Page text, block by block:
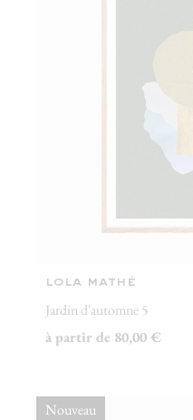
lola mathé
Jardin d'automne 5
à partir de 80,00 €
Nouveau